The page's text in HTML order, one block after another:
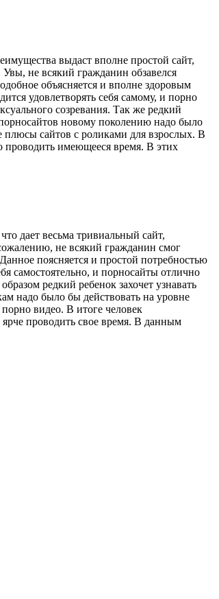
выдаст вполне простой сайт,
не всякий гражданин обзавелся
объясняется и вполне здоровым
удовлетворять себя самому, и порно
созревания. Так же редкий
новому поколению надо было
плюсы сайтов с роликами для взрослых. В
проводить имеющееся время. В этих
дает весьма тривиальный сайт,
не всякий гражданин смог
поясняется и простой потребностью
самостоятельно, и порносайты отлично
редкий ребенок захочет узнавать
надо было бы действовать на уровне
видео. В итоге человек
проводить свое время. В данным